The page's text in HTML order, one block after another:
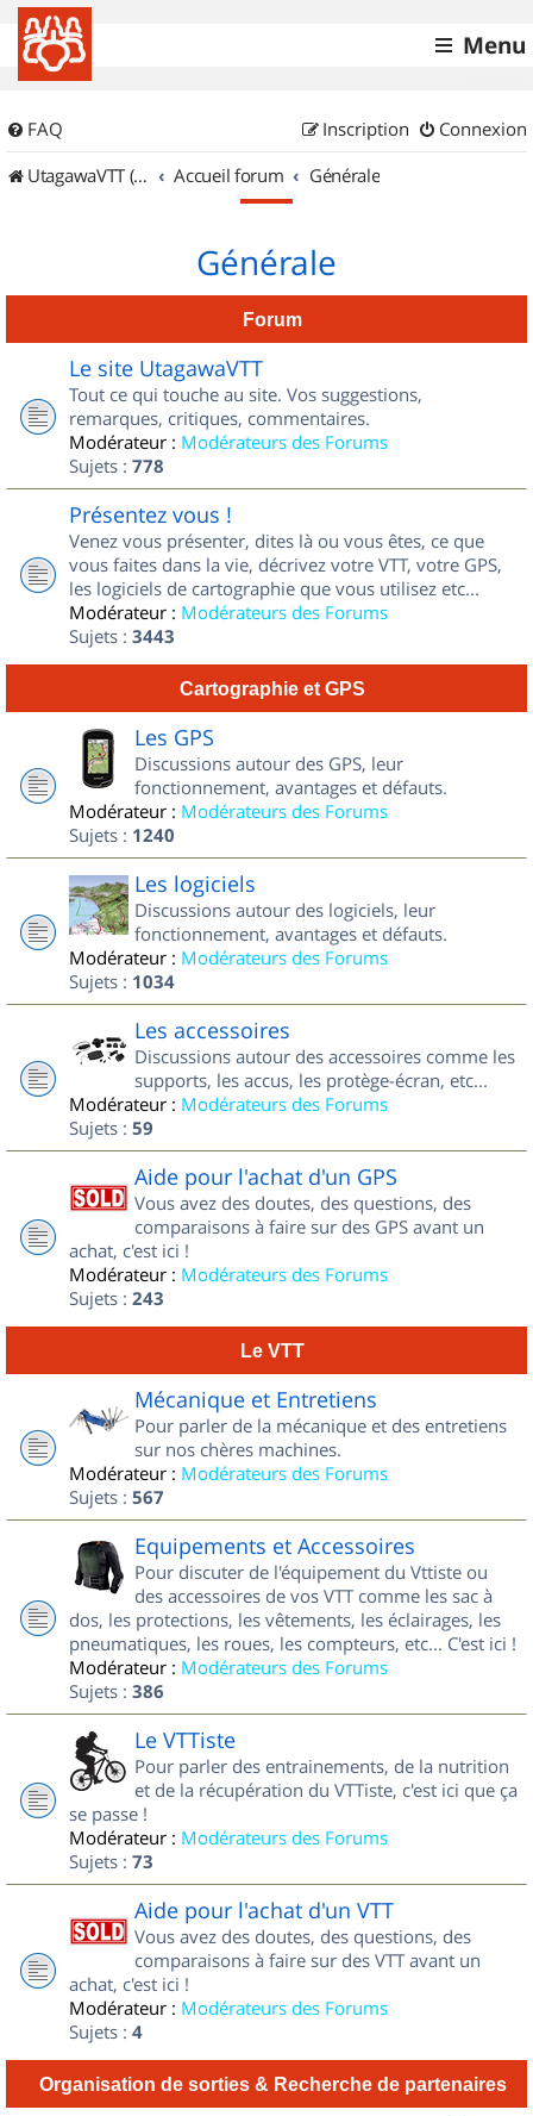
Menu
FAQ Connexion
Inscription
UtagawaVTT (Randos VTT et VTTAE avec traces GPS)
Accueil forum Générale
Générale
Forum
Le site UtagawaVTT
Tout ce qui touche au site. Vos suggestions,
remarques, critiques, commentaires.
Modérateur : Modérateurs des Forums
Sujets : 778
Présentez vous !
Venez vous présenter, dites là ou vous êtes, ce que
vous faites dans la vie, décrivez votre VTT, votre GPS,
les logiciels de cartographie que vous utilisez etc...
Modérateur : Modérateurs des Forums
Sujets : 3443
Cartographie et GPS
Les GPS
Discussions autour des GPS, leur
fonctionnement, avantages et défauts.
Modérateur : Modérateurs des Forums
Sujets : 1240
Les logiciels
Discussions autour des logiciels, leur
fonctionnement, avantages et défauts.
Modérateur : Modérateurs des Forums
Sujets : 1034
Les accessoires
Discussions autour des accessoires comme les
supports, les accus, les protège-écran, etc...
Modérateur : Modérateurs des Forums
Sujets : 59
Aide pour l'achat d'un GPS
Vous avez des doutes, des questions, des
comparaisons à faire sur des GPS avant un
achat, c'est ici !
Modérateur : Modérateurs des Forums
Sujets : 243
Le VTT
Mécanique et Entretiens
Pour parler de la mécanique et des entretiens
sur nos chères machines.
Modérateur : Modérateurs des Forums
Sujets : 567
Equipements et Accessoires
Pour discuter de l'équipement du Vttiste ou
des accessoires de vos VTT comme les sac à
dos, les protections, les vêtements, les éclairages, les
pneumatiques, les roues, les compteurs, etc... C'est ici !
Modérateur : Modérateurs des Forums
Sujets : 386
Le VTTiste
Pour parler des entrainements, de la nutrition
et de la récupération du VTTiste, c'est ici que ça
se passe !
Modérateur : Modérateurs des Forums
Sujets : 73
Aide pour l'achat d'un VTT
Vous avez des doutes, des questions, des
comparaisons à faire sur des VTT avant un
achat, c'est ici !
Modérateur : Modérateurs des Forums
Sujets : 4
Organisation de sorties & Recherche de partenaires